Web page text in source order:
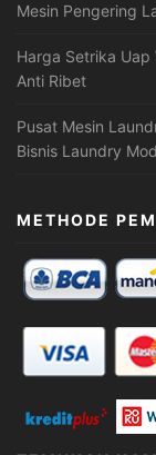
Mesin Pengering
Harga Setrika Uap
Anti Ribet
Pusat Mesin
Bisnis Laundry
METHODE